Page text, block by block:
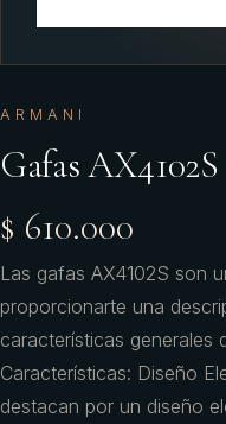
ARMANI
Gafas
$ 610.000
Las gafas AX4102S son
proporcionarte una
características generales
Características: Diseño
destacan por un diseño